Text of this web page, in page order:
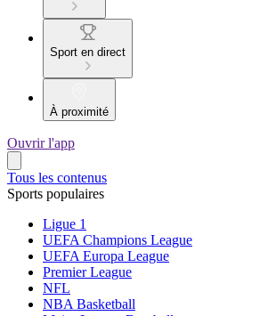
Sport en direct
À proximité
Ouvrir l'app
Tous les contenus
Sports populaires
Ligue 1
UEFA Champions League
UEFA Europa League
Premier League
NFL
NBA Basketball